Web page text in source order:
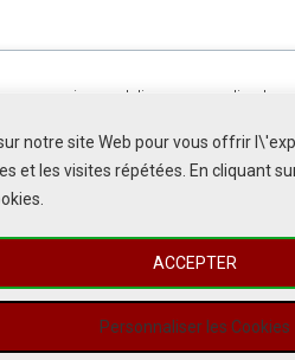
notre site Web pour vous offrir
et les visites répétées. En cliquant
Personnaliser les Cookies
ACCEPTER
experience, deliver personalized
cookies.
Reject All
Powered by